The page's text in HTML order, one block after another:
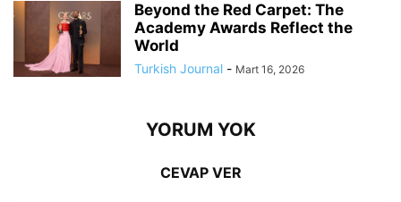
Beyond the Red Carpet: The
Academy Awards Reflect the
World
Turkish Journal - Mart 16, 2026
YORUM YOK
CEVAP VER